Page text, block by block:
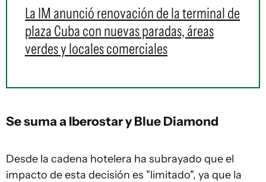
La IM anunció renovación de la terminal de
plaza Cuba con nuevas paradas, áreas
verdes y locales comerciales
Se suma a Iberostar y Blue Diamond
Desde la cadena hotelera ha subrayado que el
impacto de esta decisión es "limitado", ya que la